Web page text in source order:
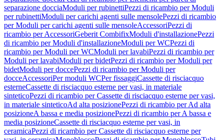
separazione docciaModuli per rubinettiPezzi di ricambio per Moduli
per rubinettiModuli per carichi agenti sulle mensolePezzi di ricambio
per Moduli per carichi agenti sulle mensoleAccessoriPezzi di
ricambio per AccessoriGeberit CombifixModuli d'installazionePezzi
di ricambio per Moduli d'installazioneModuli per WCPezzi di
ricambio per Moduli per WCModuli per lavabiPezzi di ricambio per
Moduli per lavabiModuli per bidetPezzi di ricambio per Moduli per
bidetModuli per doccePezzi di ricambio per Moduli per
docceAccessoriPer moduli WCPer fissaggiCassette di risciacquo
esterneCassette di risciacquo esterne per vasi, in materiale
sinteticoPezzi di ricambio per Cassette di risciacquo esterne per vasi,
in materiale sinteticoAd alta posizionePezzi di ricambio per Ad alta
posizioneA bassa e media posizionePezzi di ricambio per A bassa e
media posizioneCassette di risciacquo esterne per vasi, in
ceramicaPezzi di ricambio per Cassette di risciacquo esterne per